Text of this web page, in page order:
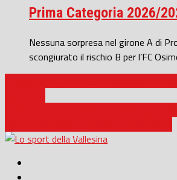
Prima Categoria 2026/
Nessuna sorpresa nel girone A di
scongiurato il rischio B per l’FC